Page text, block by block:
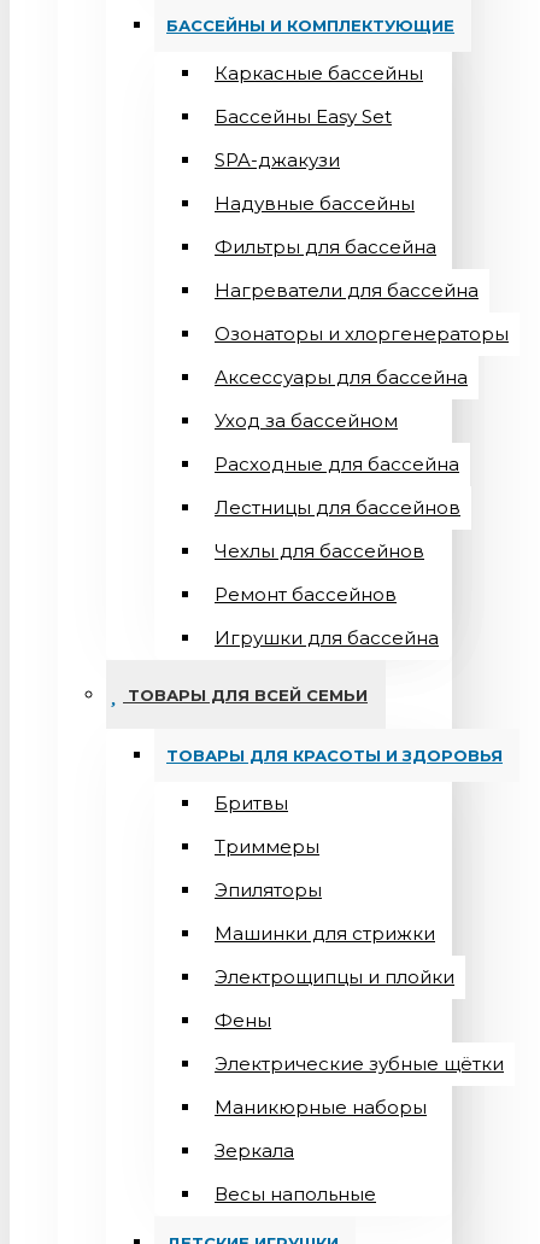
БАССЕЙНЫ И КОМПЛЕКТУЮЩИЕ
Каркасные бассейны
Бассейны Easy Set
SPA-джакузи
Надувные бассейны
Фильтры для бассейна
Нагреватели для бассейна
Озонаторы и хлоргенераторы
Аксессуары для бассейна
Уход за бассейном
Расходные для бассейна
Лестницы для бассейнов
Чехлы для бассейнов
Ремонт бассейнов
Игрушки для бассейна
ТОВАРЫ ДЛЯ ВСЕЙ СЕМЬИ
ТОВАРЫ ДЛЯ КРАСОТЫ И ЗДОРОВЬЯ
Бритвы
Триммеры
Эпиляторы
Машинки для стрижки
Электрощипцы и плойки
Фены
Электрические зубные щётки
Маникюрные наборы
Зеркала
Весы напольные